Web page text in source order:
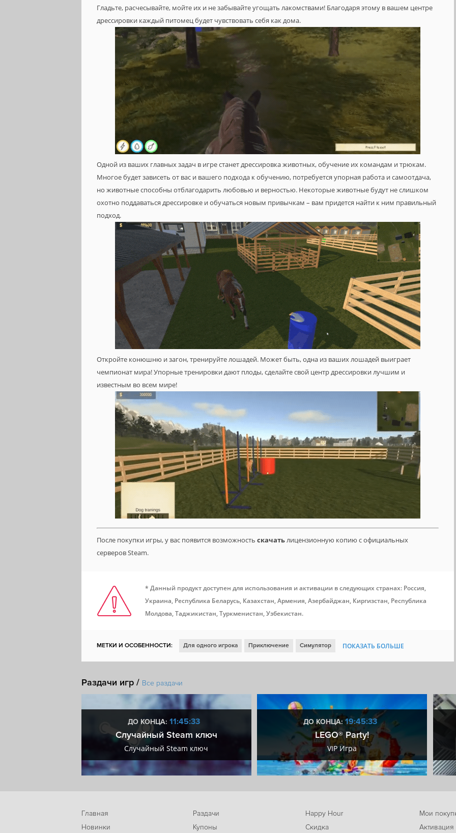
Гладьте, расчесывайте, мойте их и не забывайте угощать лакомствами! Благодаря этому в вашем центре
дрессировки каждый питомец будет чувствовать себя как дома.
Одной из ваших главных задач в игре станет дрессировка животных, обучение их командам и трюкам.
Многое будет зависеть от вас и вашего подхода к обучению, потребуется упорная работа и самоотдача,
но животные способны отблагодарить любовью и верностью. Некоторые животные будут не слишком
охотно поддаваться дрессировке и обучаться новым привычкам – вам придется найти к ним правильный
подход.
Откройте конюшню и загон, тренируйте лошадей. Может быть, одна из ваших лошадей выиграет
чемпионат мира! Упорные тренировки дают плоды, сделайте свой центр дрессировки лучшим и
известным во всем мире!
После покупки игры, у вас появится возможность скачатьлицензионную копию с официальных
серверов Steam.
* Данный продукт доступен для использования и активации в следующих странах: Россия,
Украина, Республика Беларусь, Казахстан, Армения, Азербайджан, Киргизстан, Республика
Молдова, Таджикистан, Туркменистан, Узбекистан.
МЕТКИ И ОСОБЕННОСТИ: Для одного игрока Приключение Симулятор ПОКАЗАТЬ БОЛЬШЕ
Расслабляющая Иммерсивный симулятор
Сельское хозяйство Лошади Собаки
Раздачи игр / Все раздачи
ДО КОНЦА: 11:45:31
Случайный Steam ключ
Случайный Steam ключ
ДО КОНЦА:19:45:31
LEGO® Party!
VIP Игра
Главная
Новинки
Раздачи
Купоны
Happy Hour
Скидка
Мои